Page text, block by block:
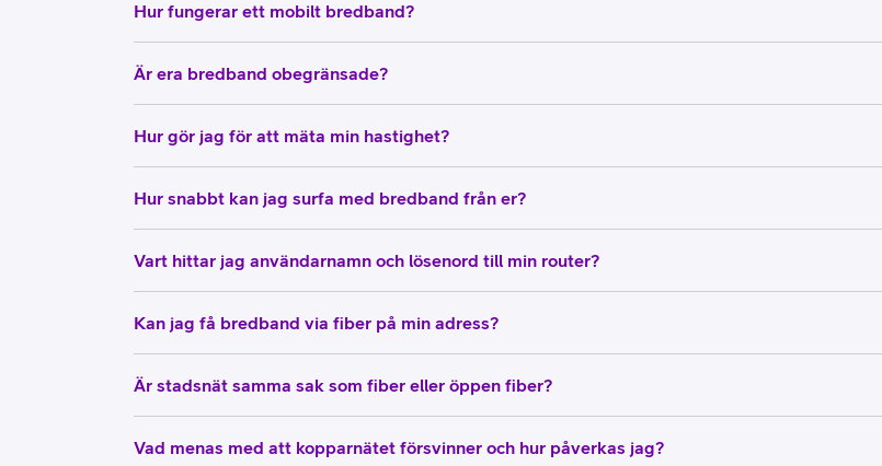
Hur fungerar ett mobilt bredband?
Är era bredband obegränsade?
Hur gör jag för att mäta min hastighet?
Hur snabbt kan jag surfa med bredband från er?
Vart hittar jag användarnamn och lösenord till min router?
Kan jag få bredband via fiber på min adress?
Är stadsnät samma sak som fiber eller öppen fiber?
Vad menas med att kopparnätet försvinner och hur påverkas jag?